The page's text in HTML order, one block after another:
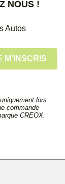
NOUS !
Autos
lors
commande
CREOX.